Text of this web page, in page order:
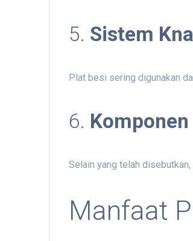
5. Sistem
Plat besi sering digunakan
6.
Selain yang telah
Manfaat